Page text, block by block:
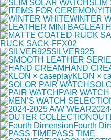
SLIM
WINTER
RUCK SACK-FFX02
SILVER925
HAND
KLON ×
PAIR WATCH
Fourth
PASS TIME